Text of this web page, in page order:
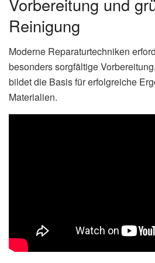
Reinigung
Moderne Reparaturtechniken
besonders sorgfältige
bildet die Basis für erfolgreiche
Materialien.